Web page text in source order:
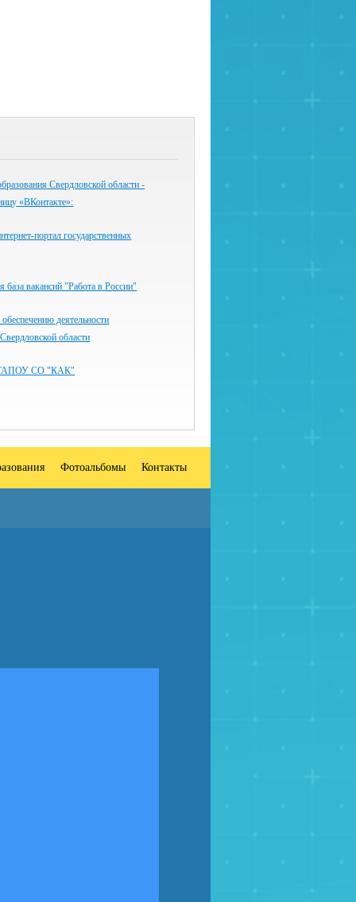
Свердловской области -
«ВКонтакте»:
портал государственных
база вакансий "Работа в России"
деятельности
области
СО "КАК"
Фотоальбомы Контакты